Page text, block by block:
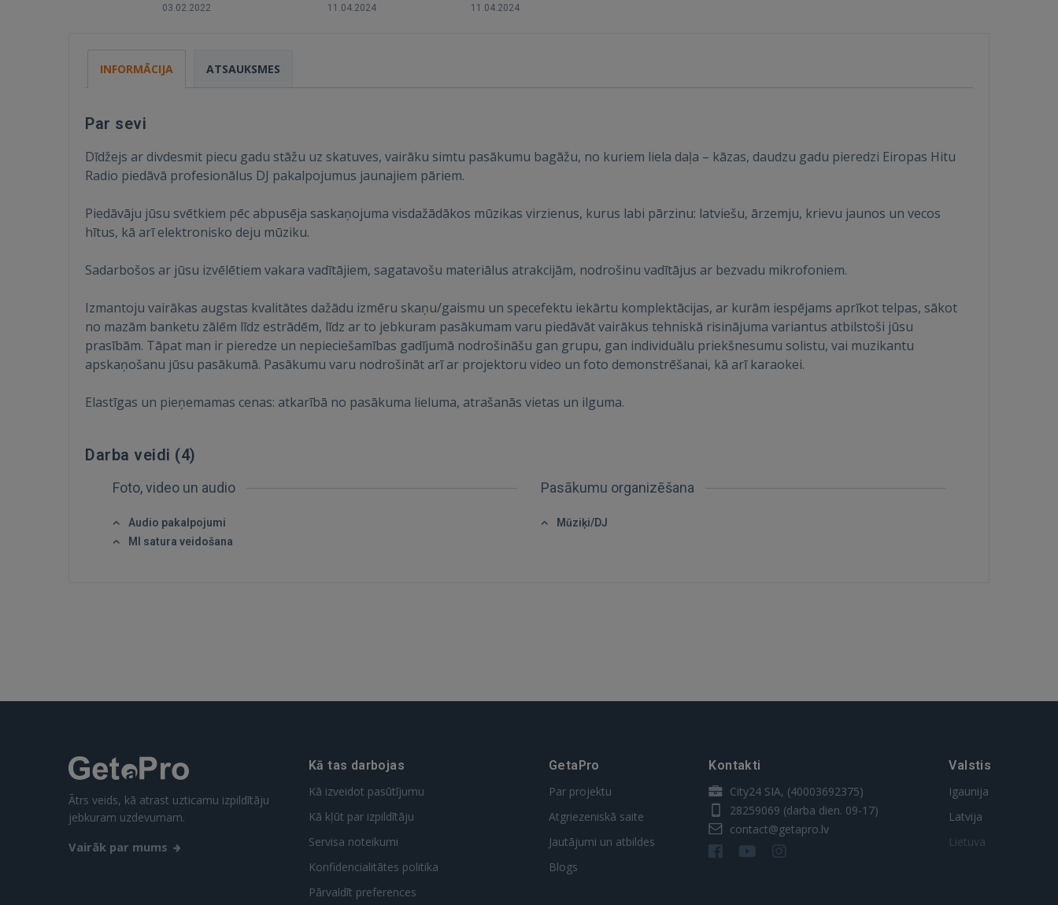
IENĀKT
Aizmirsāt paroli? Atcerēties?
FACEBOOK
Vēl neesat reģistrējies?
03.02.2022 11.04.2024 11.04.2024
INFORMĀCIJA ATSAUKSMES
Par sevi
Dīdžejs ar divdesmit piecu gadu stāžu uz skatuves, vairāku simtu pasākumu bagāžu, no kuriem liela daļa – kāzas, daudzu gadu pieredzi Eiropas Hitu
Radio piedāvā profesionālus DJ pakalpojumus jaunajiem pāriem.
Piedāvāju jūsu svētkiem pēc abpusēja saskaņojuma visdažādākos mūzikas virzienus, kurus labi pārzinu: latviešu, ārzemju, krievu jaunos un vecos
hītus, kā arī elektronisko deju mūziku.
Sadarbošos ar jūsu izvēlētiem vakara vadītājiem, sagatavošu materiālus atrakcijām, nodrošinu vadītājus ar bezvadu mikrofoniem.
Izmantoju vairākas augstas kvalitātes dažādu izmēru skaņu/gaismu un specefektu iekārtu komplektācijas, ar kurām iespējams aprīkot telpas, sākot
no mazām banketu zālēm līdz estrādēm, līdz ar to jebkuram pasākumam varu piedāvāt vairākus tehniskā risinājuma variantus atbilstoši jūsu
prasībām. Tāpat man ir pieredze un nepieciešamības gadījumā nodrošināšu gan grupu, gan individuālu priekšnesumu solistu, vai muzikantu
apskaņošanu jūsu pasākumā. Pasākumu varu nodrošināt arī ar projektoru video un foto demonstrēšanai, kā arī karaokei.
Elastīgas un pieņemamas cenas: atkarībā no pasākuma lieluma, atrašanās vietas un ilguma.
Darba veidi (4)
Foto, video un audio
Audio pakalpojumi
MI satura veidošana
Pasākumu organizēšana
Mūziķi/DJ
Ātrs veids, kā atrast uzticamu izpildītāju
jebkuram uzdevumam.
Vairāk par mums
Kā tas darbojas
Kā izveidot pasūtījumu
Kā kļūt par izpildītāju
Servisa noteikumi
Konfidencialitātes politika
Pārvaldīt preferences
GetaPro
Par projektu
Atgriezeniskā saite
Jautājumi un atbildes
Blogs
Kontakti
City24 SIA, (40003692375)
28259069 (darba dien. 09-17)
contact@getapro.lv
Valstis
Igaunija
Latvija
Lietuva